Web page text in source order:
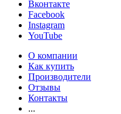
Вконтакте
Facebook
Instagram
YouTube
О компании
Как купить
Производители
Отзывы
Контакты
...